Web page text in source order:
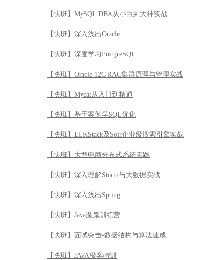
【快班】MySQL DBA从小白到大神实战
【快班】深入浅出Oracle
【快班】深度学习PostgreSQL
【快班】Oracle 12C RAC集群原理与管理实战
【快班】Mycat从入门到精通
【快班】基于案例学SQL优化
【快班】ELKStack及Solr企业级搜索引擎实战
【快班】大型电商分布式系统实践
【快班】深入理解Storm与大数据实战
【快班】深入浅出Spring
【快班】Java魔鬼训练营
【快班】面试突击-数据结构与算法速成
【快班】JAVA极客特训